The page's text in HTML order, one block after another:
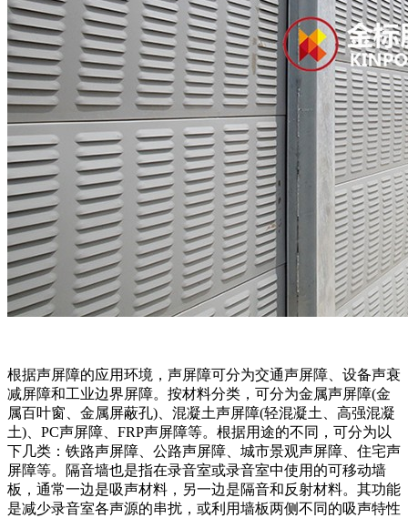
根据声屏障的应用环境，声屏障可分为交通声屏障、设备声衰
减屏障和工业边界屏障。按材料分类，可分为金属声屏障(金
属百叶窗、金属屏蔽孔)、混凝土声屏障(轻混凝土、高强混凝
土)、PC声屏障、FRP声屏障等。根据用途的不同，可分为以
下几类：铁路声屏障、公路声屏障、城市景观声屏障、住宅声
屏障等。隔音墙也是指在录音室或录音室中使用的可移动墙
板，通常一边是吸声材料，另一边是隔音和反射材料。其功能
是减少录音室各声源的串扰，或利用墙板两侧不同的吸声特性